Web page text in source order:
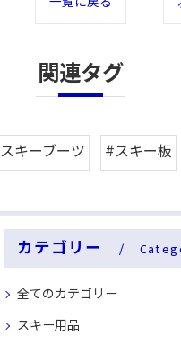
関連タグ
キーブーツ #スキー板
カテゴリー
全てのカテゴリー
スキー用品